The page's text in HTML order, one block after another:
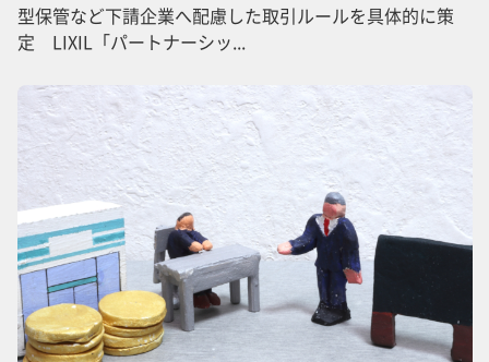
型保管など下請企業へ配慮した取引ルールを具体的に策
定 LIXIL「パートナーシッ...